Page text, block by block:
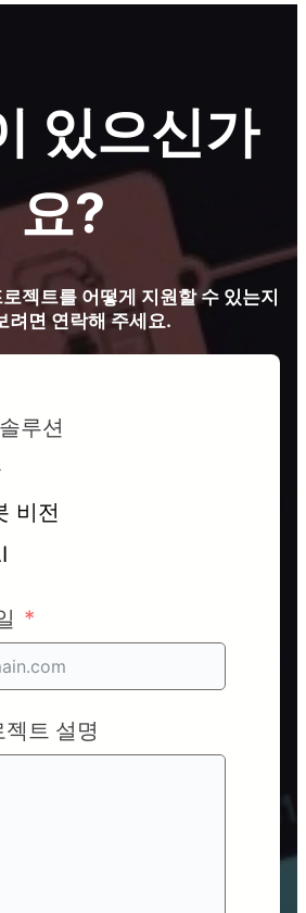
있으신가
요?
젝트를 어떻게 지원할 수 있는지
려면 연락해 주세요.
루션
비전
트 설명